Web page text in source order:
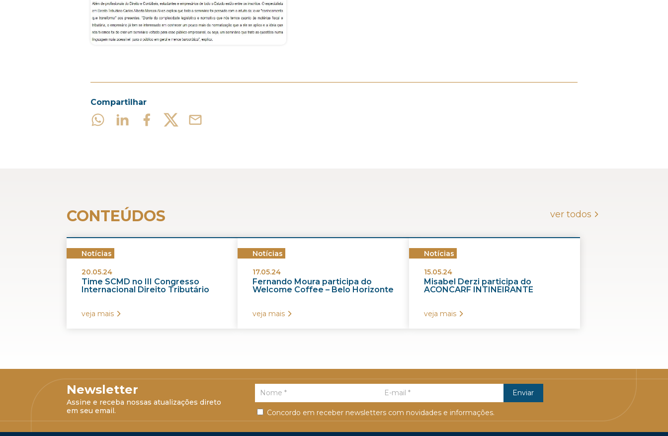
Compartilhar
CONTEÚDOS ver todos
Notícias
20.05.24
Time SCMD no III Congresso
Internacional Direito Tributário
veja mais
Notícias
17.05.24
Fernando Moura participa do
Welcome Coffee – Belo Horizonte
veja mais
Notícias
15.05.24
Misabel Derzi participa do
ACONCARF INTINEIRANTE
veja mais
Newsletter
Assine e receba nossas atualizações direto
em seu email.
Concordo em receber newsletters com novidades e informações.